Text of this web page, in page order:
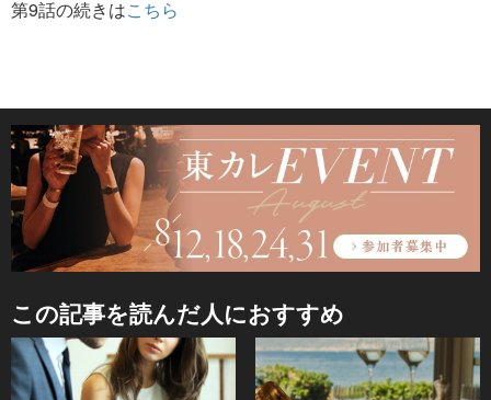
第9話の続きはこちら
この記事を読んだ人におすすめ